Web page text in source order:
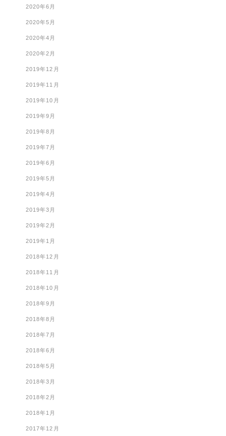
2020年6月
2020年5月
2020年4月
2020年2月
2019年12月
2019年11月
2019年10月
2019年9月
2019年8月
2019年7月
2019年6月
2019年5月
2019年4月
2019年3月
2019年2月
2019年1月
2018年12月
2018年11月
2018年10月
2018年9月
2018年8月
2018年7月
2018年6月
2018年5月
2018年3月
2018年2月
2018年1月
2017年12月